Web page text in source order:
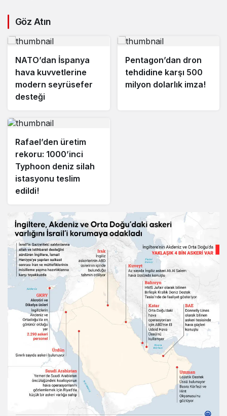
Göz Atın
NATO’dan İspanya
hava kuvvetlerine
modern seyrüsefer
desteği
Pentagon’dan dron
tehdidine karşı 500
milyon dolarlık imza!
Rafael’den üretim
rekoru: 1000’inci
Typhoon deniz silah
istasyonu teslim
edildi!